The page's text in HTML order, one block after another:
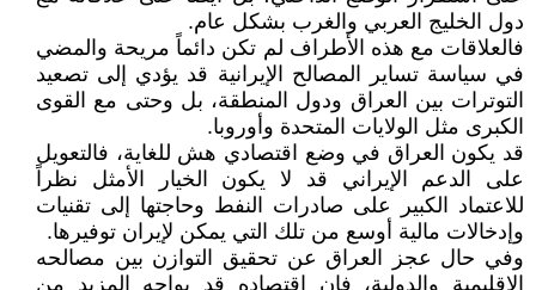
دول الخليج العربي والغرب بشكل عام.
فالعلاقات مع هذه الأطراف لم تكن دائماً مريحة والمضي
في سياسة تساير المصالح الإيرانية قد يؤدي إلى تصعيد
التوترات بين العراق ودول المنطقة، بل وحتى مع القوى
الكبرى مثل الولايات المتحدة وأوروبا.
قد يكون العراق في وضع اقتصادي هش للغاية، فالتعويل
على الدعم الإيراني قد لا يكون الخيار الأمثل نظراً
للاعتماد الكبير على صادرات النفط وحاجتها إلى تقنيات
وإدخالات مالية أوسع من تلك التي يمكن لإيران توفيرها.
وفي حال عجز العراق عن تحقيق التوازن بين مصالحه
الإقليمية والدولية، فإن اقتصاده قد يواجه المزيد من